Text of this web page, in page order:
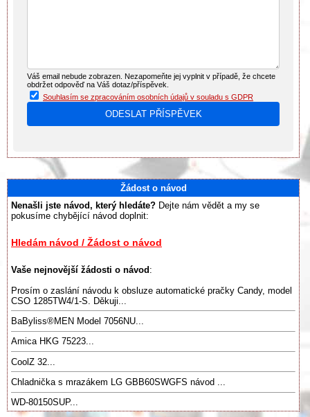
Váš email nebude zobrazen. Nezapomeňte jej vyplnit v případě, že chcete
obdržet odpověď na Váš dotaz/příspěvek.
Souhlasím se zpracováním osobních údajů v souladu s GDPR
Žádost o návod
Nenašli jste návod, který hledáte? Dejte nám vědět a my se
pokusíme chybějící návod doplnit:
Hledám návod / Žádost o návod
Vaše nejnovější žádosti o návod :
Prosím o zaslání návodu k obsluze automatické pračky Candy, model
CSO 1285TW4/1-S. Děkuji...
BaByliss®️MEN Model 7056NU...
Amica HKG 75223...
CoolZ 32...
Chladnička s mrazákem LG GBB60SWGFS návod ...
WD-80150SUP...